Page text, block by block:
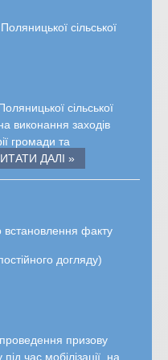
сільської
сільської
виконання заходів
громади та
ДАЛІ »
факту
догляду)
призову
час мобілізації, на